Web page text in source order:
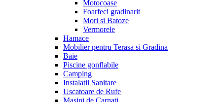
Motocoase
Foarfeci gradinarit
Mori si Batoze
Vermorele
Hamace
Mobilier pentru Terasa si Gradina
Baie
Piscine gonflabile
Camping
Instalatii Sanitare
Uscatoare de Rufe
Masini de Carnati